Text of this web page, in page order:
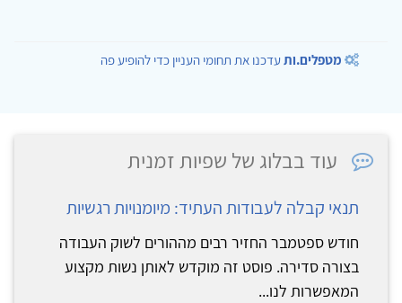
מטפלים.ותעדכנו את תחומי העניין כדי להופיע פה
עוד בבלוג של שפיות זמנית
תנאי קבלה לעבודות העתיד: מיומנויות רגשיות
חודש ספטמבר החזיר רבים מההורים לשוק העבודה
בצורה סדירה. פוסט זה מוקדש לאותן נשות מקצוע
המאפשרות לנו...